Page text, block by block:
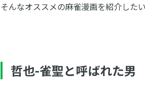
そんなオススメの麻雀漫画を紹介したい
哲也-雀聖と呼ばれた男